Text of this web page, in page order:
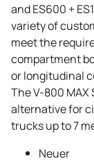
and ES600 +
variety of
meet the
compartment
or longitudinal
The V-800
alternative for
trucks up to 7
Neuer